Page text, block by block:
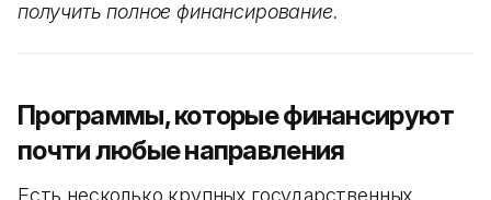
получить полное финансирование.
Программы, которые финансируют
почти любые направления
Есть несколько крупных государственных